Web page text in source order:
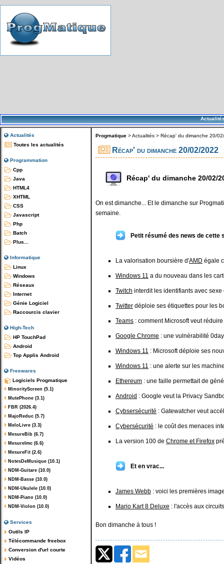
Actualités
Toutes les actualités
Programmation
Cpp
Java
HTML4
XHTML
CSS
Javascript
Php
Batch
Plus...
Informatique
Linux
Windows
Réseaux
Internet
Génie Logiciel
Raccourcis clavier
High-Tech
HP TouchPad
Android
Top Applis Android
Freewares
Logiciels Progmatique
MinorityScreen (5.1)
MutePhone (3.1)
FBR (2026.4)
MajoReduc (5.7)
MeloLivre (3.3)
MesureBib (6.7)
MesureImc (6.6)
MesureFit (2.6)
NotesDeMusique (10.1)
NDM-Guitare (10.0)
NDM-Basse (10.0)
NDM-Ukulele (10.0)
NDM-Piano (10.0)
NDM-Violon (10.0)
Services
Outils IP
Télécommande freebox
Conversion d'url courte
Vidéos
Progmatique >Actualités > Récap' du dimanche 20/
Récap' du dimanche 20/02/2022
Récap' du dimanche 20/02/
On est dimanche... Et le dimanche sur
semaine.
Petit résumé des news de cette
La valorisation boursière d'AMD égale
Windows 11 a du nouveau dans les
Twitch interdit les identifiants avec sexe
Twitter déploie ses étiquettes pour les
Teams : comment Microsoft veut
Google Chrome : une vulnérabilité
Windows 11 : Microsoft déploie ses
Windows 11 : une alerte sur les
Ethereum : une faille permettait de
Android : Google veut la Privacy
Cybsersécurité : Gatewatcher veut
Cybersécurité : le coût des menaces
La version 100 de Chrome et Firefox
Et en vrac...
James Webb : voici les premières
Mario Kart 8 Deluxe : l'accès aux
Bon dimanche à tous !